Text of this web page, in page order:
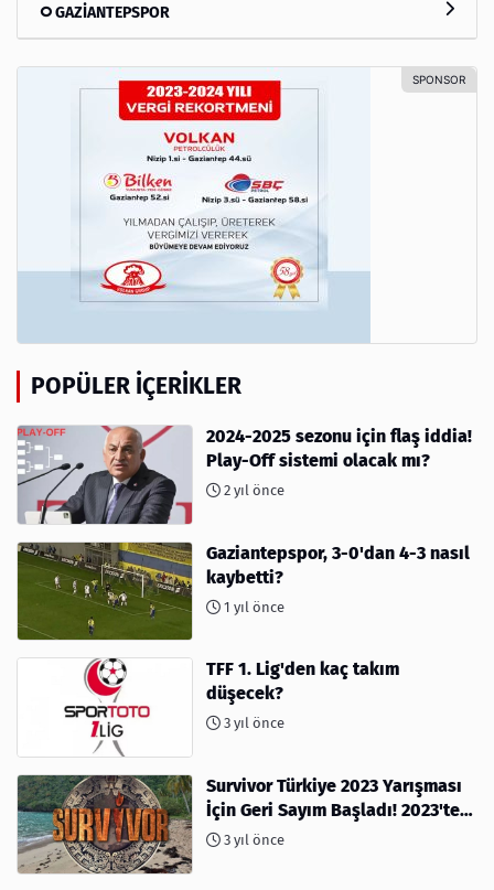
GAZİANTEPSPOR
POPÜLER İÇERIKLER
2024-2025 sezonu için flaş iddia!
Play-Off sistemi olacak mı?
2 yıl önce
Gaziantepspor, 3-0'dan 4-3 nasıl
kaybetti?
1 yıl önce
TFF 1. Lig'den kaç takım
düşecek?
3 yıl önce
Survivor Türkiye 2023 Yarışması
İçin Geri Sayım Başladı! 2023'te
kimler var?
3 yıl önce